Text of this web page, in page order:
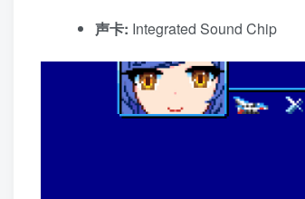
声卡: Integrated Sound Chip